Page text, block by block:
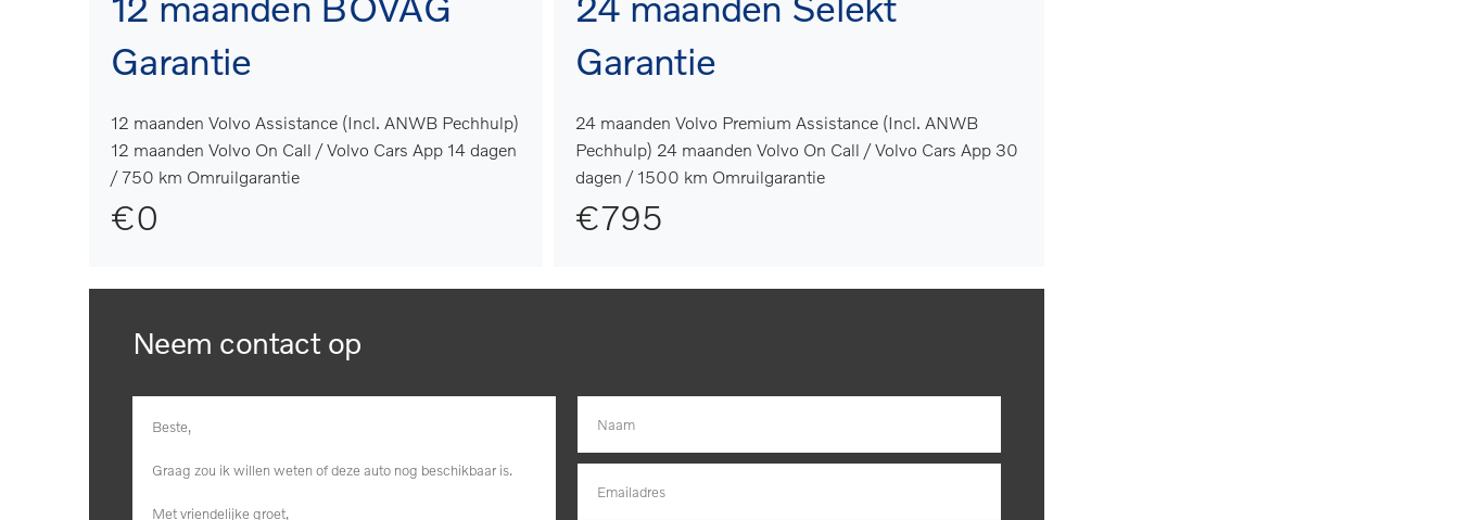
Garantie
12 maanden Volvo Assistance (Incl. ANWB Pechhulp)
12 maanden Volvo On Call / Volvo Cars App 14 dagen
/ 750 km Omruilgarantie
€0
Garantie
24 maanden Volvo Premium Assistance (Incl. ANWB
Pechhulp) 24 maanden Volvo On Call / Volvo Cars App 30
dagen / 1500 km Omruilgarantie
€795
Neem contact op